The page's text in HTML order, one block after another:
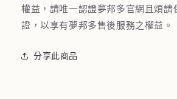
權益，請唯一認證夢邦多官網且煩請
證，以享有夢邦多售後服務之權益。
分享此商品